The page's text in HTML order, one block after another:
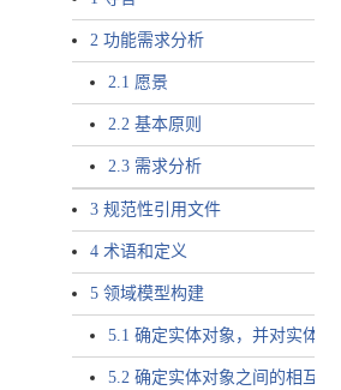
2 功能需求分析
2.1 愿景
2.2 基本原则
2.3 需求分析
3 规范性引用文件
4 术语和定义
5 领域模型构建
5.1 确定实体对象，并对实体对
5.2 确定实体对象之间的相互